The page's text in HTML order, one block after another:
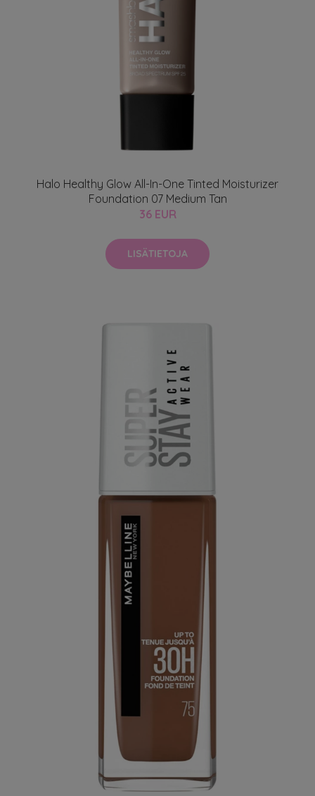
Halo Healthy Glow All-In-One Tinted Moisturizer
Foundation 07 Medium Tan
36 EUR
LISÄTIETOJA